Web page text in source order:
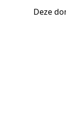
Deze